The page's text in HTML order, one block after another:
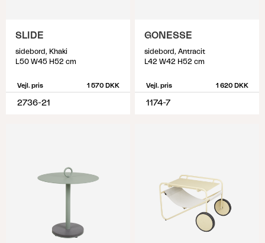
SLIDE
sidebord, Khaki
L50 W45 H52 cm
Vejl. pris 1 570 DKK
2736-21
GONESSE
sidebord, Antracit
L42 W42 H52 cm
Vejl. pris 1 620 DKK
1174-7